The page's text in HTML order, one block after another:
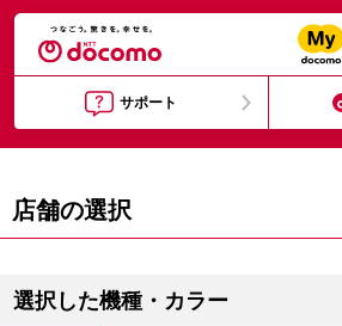
サポート
店舗の選択
選択した機種・カラー